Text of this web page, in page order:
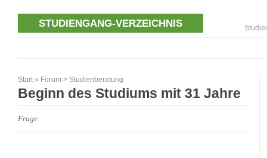
STUDIENGANG-VERZEICHNIS
Start » Forum > Studienberatung
Beginn des Studiums mit 31 Jahre
Frage